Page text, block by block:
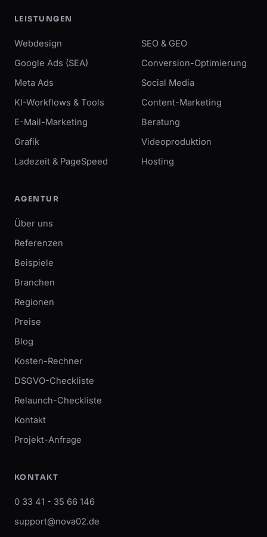
LEISTUNGEN
Webdesign
SEO & GEO
Google Ads (SEA)
Conversion-Optimierung
Meta Ads
Social Media
KI-Workflows & Tools
Content-Marketing
E-Mail-Marketing
Beratung
Grafik
Videoproduktion
Ladezeit & PageSpeed
Hosting
AGENTUR
Über uns
Referenzen
Beispiele
Branchen
Regionen
Preise
Blog
Kosten-Rechner
DSGVO-Checkliste
Relaunch-Checkliste
Kontakt
Projekt-Anfrage
KONTAKT
0 33 41 - 35 66 146
support@nova02.de